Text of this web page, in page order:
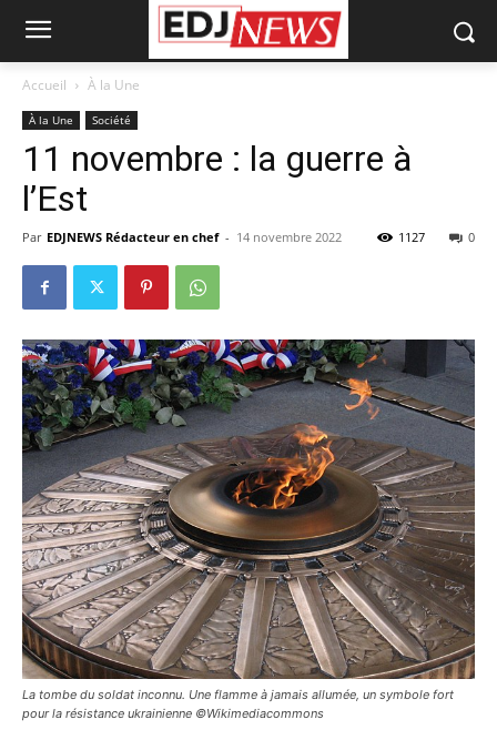
Accueil À la Une
À la Une Société
11 novembre : la guerre à
l’Est
Par EDJNEWS Rédacteur en chef - 14 novembre 2022 0
1127
La tombe du soldat inconnu. Une flamme à jamais allumée, un symbole fort
pour la résistance ukrainienne ©Wikimediacommons